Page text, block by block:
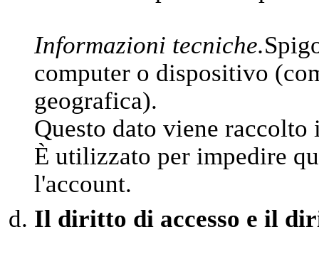
Informazioni tecniche.
computer o dispositivo
geografica).
Questo dato viene
È utilizzato per impedire
l'account.
Il diritto di accesso e il